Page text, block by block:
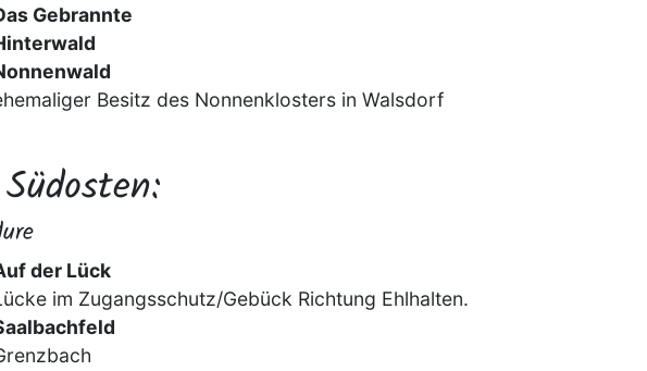
Gebrannte
Besitz des Nonnenklosters in Walsdorf
der Lück
im Zugangsschutz/Gebück Richtung Ehlhalten.